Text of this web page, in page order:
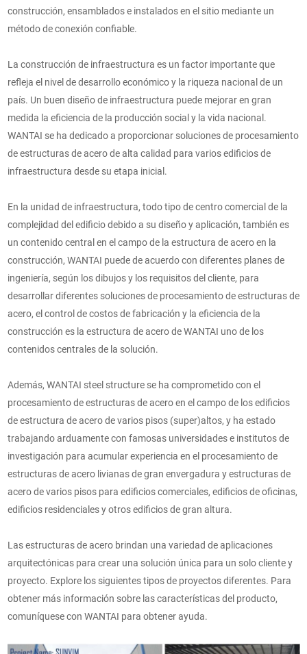
construcción, ensamblados e instalados en el sitio mediante un
método de conexión confiable.
La construcción de infraestructura es un factor importante que
refleja el nivel de desarrollo económico y la riqueza nacional de un
país. Un buen diseño de infraestructura puede mejorar en gran
medida la eficiencia de la producción social y la vida nacional.
WANTAI se ha dedicado a proporcionar soluciones de procesamiento
de estructuras de acero de alta calidad para varios edificios de
infraestructura desde su etapa inicial.
En la unidad de infraestructura, todo tipo de centro comercial de la
complejidad del edificio debido a su diseño y aplicación, también es
un contenido central en el campo de la estructura de acero en la
construcción, WANTAI puede de acuerdo con diferentes planes de
ingeniería, según los dibujos y los requisitos del cliente, para
desarrollar diferentes soluciones de procesamiento de estructuras de
acero, el control de costos de fabricación y la eficiencia de la
construcción es la estructura de acero de WANTAI uno de los
contenidos centrales de la solución.
Además, WANTAI steel structure se ha comprometido con el
procesamiento de estructuras de acero en el campo de los edificios
de estructura de acero de varios pisos (super)altos, y ha estado
trabajando arduamente con famosas universidades e institutos de
investigación para acumular experiencia en el procesamiento de
estructuras de acero livianas de gran envergadura y estructuras de
acero de varios pisos para edificios comerciales, edificios de oficinas,
edificios residenciales y otros edificios de gran altura.
Las estructuras de acero brindan una variedad de aplicaciones
arquitectónicas para crear una solución única para un solo cliente y
proyecto. Explore los siguientes tipos de proyectos diferentes. Para
obtener más información sobre las características del producto,
comuníquese con WANTAI para obtener ayuda.